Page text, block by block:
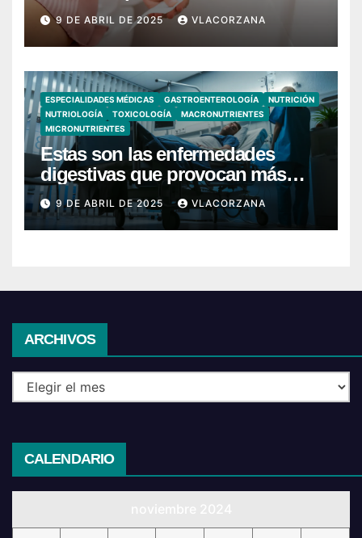
cuando vas al baño
9 DE ABRIL DE 2025 VLACORZANA
ESPECIALIDADES MÉDICAS GASTROENTEROLOGÍA
NUTRICIÓN
NUTRIOLOGÍA
TOXICOLOGÍA
MACRONUTRIENTES
MICRONUTRIENTES
Estas son las enfermedades
digestivas que provocan más
hospitalizaciones en España
9 DE ABRIL DE 2025 VLACORZANA
ARCHIVOS
CALENDARIO